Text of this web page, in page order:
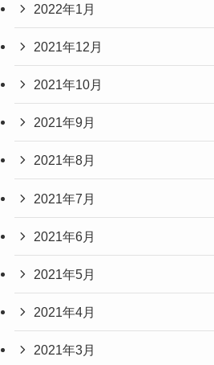
2022年1月
2021年12月
2021年10月
2021年9月
2021年8月
2021年7月
2021年6月
2021年5月
2021年4月
2021年3月